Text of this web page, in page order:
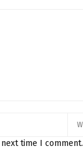
time I comment.